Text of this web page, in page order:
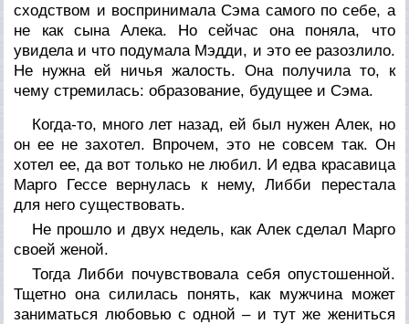
сходством и воспринимала Сэма самого по себе, а
не как сына Алека. Но сейчас она поняла, что
увидела и что подумала Мэдди, и это ее разозлило.
Не нужна ей ничья жалость. Она получила то, к
чему стремилась: образование, будущее и Сэма.
Когда-то, много лет назад, ей был нужен Алек, но
он ее не захотел. Впрочем, это не совсем так. Он
хотел ее, да вот только не любил. И едва красавица
Марго Гессе вернулась к нему, Либби перестала
для него существовать.
Не прошло и двух недель, как Алек сделал Марго
своей женой.
Тогда Либби почувствовала себя опустошенной.
Тщетно она силилась понять, как мужчина может
заниматься любовью с одной – и тут же жениться